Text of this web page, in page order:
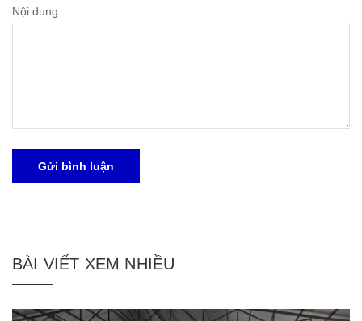
Nội dung:
Gửi bình luận
BÀI VIẾT XEM NHIỀU